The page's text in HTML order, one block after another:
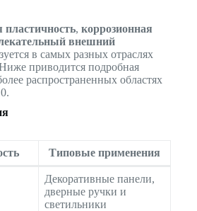
пластичность, коррозионная
внешний
в самых разных отраслях
приводится подробная
распространенных областях
Типовые применения
Декоративные панели,
дверные ручки и
светильники